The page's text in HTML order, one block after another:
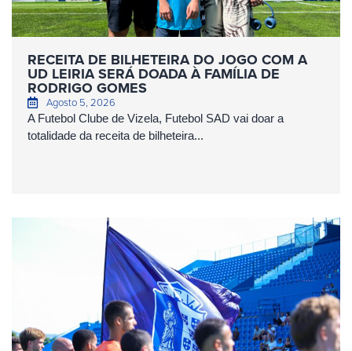
RECEITA DE BILHETEIRA DO JOGO COM A
UD LEIRIA SERÁ DOADA À FAMÍLIA DE
RODRIGO GOMES
Agosto 5, 2026
A Futebol Clube de Vizela, Futebol SAD vai doar a
totalidade da receita de bilheteira...